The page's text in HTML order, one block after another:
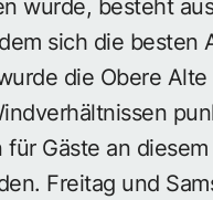
wurde, besteht
sich die besten
die Obere Alte
Gäste an diesem
Freitag und